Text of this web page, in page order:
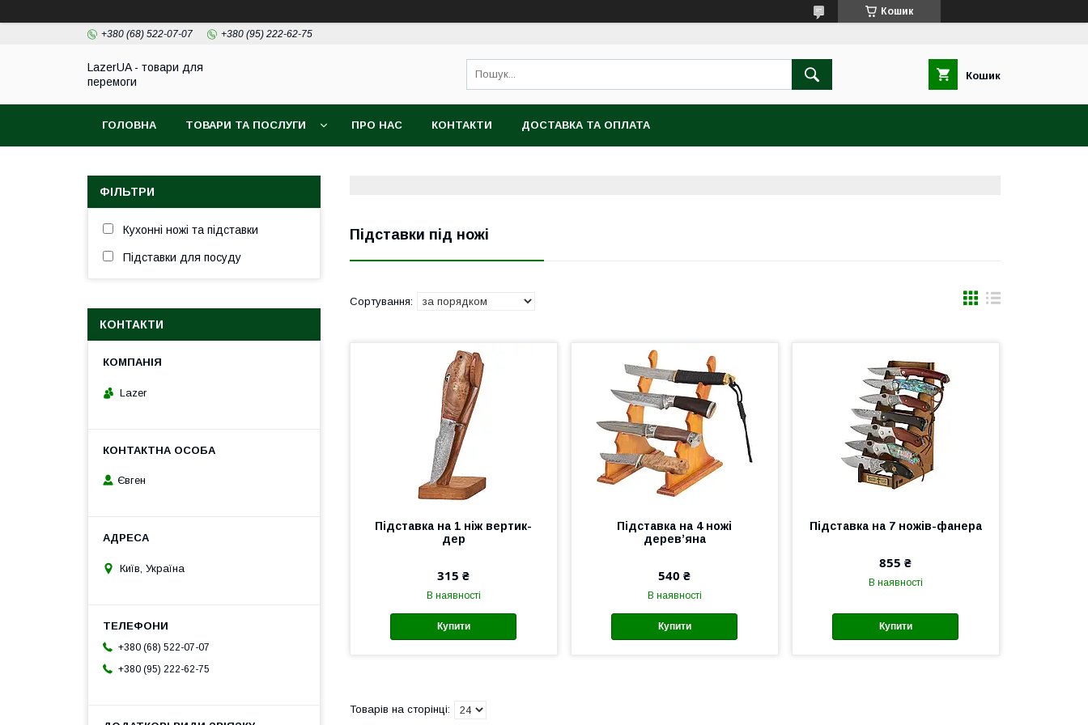
Кошик
+380 (68) 522-07-07 +380 (95) 222-62-75
LazerUA - товари для
перемоги
Кошик
ГОЛОВНА ТОВАРИ ТА ПОСЛУГИ ПРО НАС КОНТАКТИ ДОСТАВКА ТА ОПЛАТА
Підставки під ножі
Підставка на 1 ніж вертик-
дер
315 ₴
В наявності
Купити
Підставка на 4 ножі
деревʼяна
540 ₴
В наявності
Купити
Підставка на 7 ножів-фанера
855 ₴
В наявності
Купити
ФІЛЬТРИ
Кухонні ножі та підставки
Підставки для посуду
КОНТАКТИ
Lazer
Євген
Київ, Україна
+380 (68) 522-07-07
+380 (95) 222-62-75